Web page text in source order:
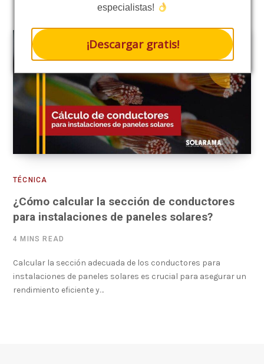
especialistas!
¡Descargar gratis!
TÉCNICA
¿Cómo calcular la sección de conductores
para instalaciones de paneles solares?
4 MINS READ
Calcular la sección adecuada de los conductores para
instalaciones de paneles solares es crucial para asegurar un
rendimiento eficiente y…